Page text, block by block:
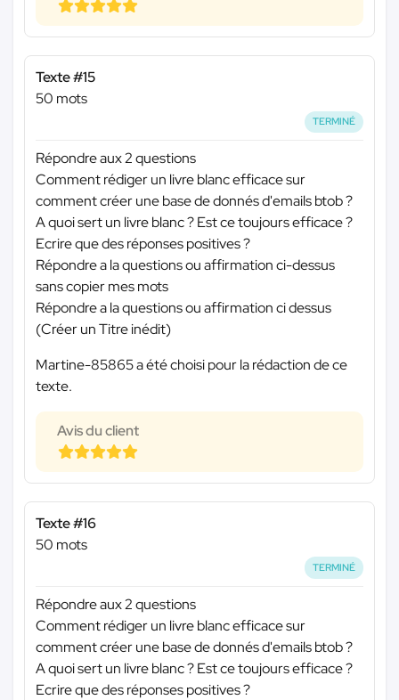
Texte #15
50 mots
TERMINÉ
Répondre aux 2 questions
Comment rédiger un livre blanc efficace sur
comment créer une base de donnés d'emails btob ?
A quoi sert un livre blanc ? Est ce toujours efficace ?
Ecrire que des réponses positives ?
Répondre a la questions ou affirmation ci-dessus
sans copier mes mots
Répondre a la questions ou affirmation ci dessus
(Créer un Titre inédit)
Martine-85865 a été choisi pour la rédaction de ce
texte.
Avis du client
Texte #16
50 mots
TERMINÉ
Répondre aux 2 questions
Comment rédiger un livre blanc efficace sur
comment créer une base de donnés d'emails btob ?
A quoi sert un livre blanc ? Est ce toujours efficace ?
Ecrire que des réponses positives ?